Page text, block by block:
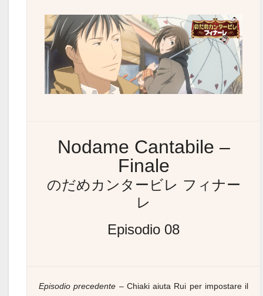
Nodame Cantabile –
Finale
のだめカンタービレ フィナー
レ
Episodio 08
Episodio precedente – Chiaki aiuta Rui per impostare il